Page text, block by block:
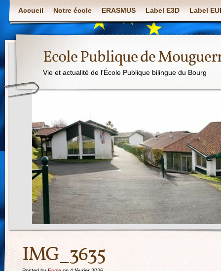
Accueil Notre école ERASMUS Label E3D Label
Ecole Publique de
Vie et actualité de l'École Publique bilingue du Bourg
IMG_3635